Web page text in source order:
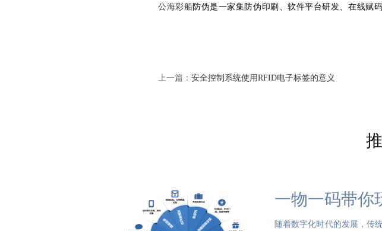
公海彩船防伪是一家集防伪印刷、软件平台研发、在线赋
上一篇： 安全控制系统使用RFID电子标签的意义
一物一码带你
随着数字化时代的发展，传